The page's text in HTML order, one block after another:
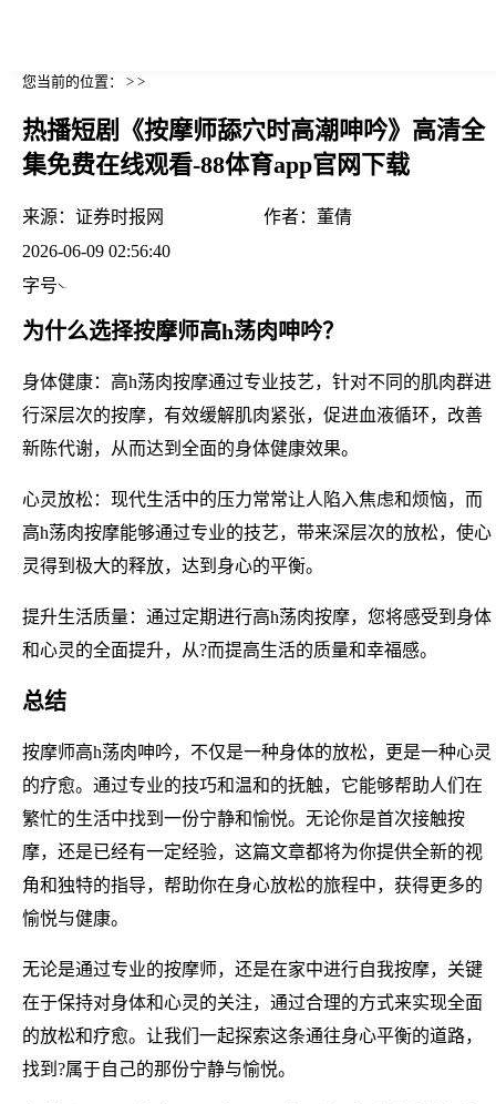
您当前的位置： > >
热播短剧《按摩师舔穴时高潮呻吟》高清全
集免费在线观看-88体育app官网下载
来源： 证券时报网 作者： 董倩
2026-06-09 02:56:40
字号
为什么选择按摩师高h荡肉呻吟？
身体健康：高h荡肉按摩通过专业技艺，针对不同的肌肉群进
行深层次的按摩，有效缓解肌肉紧张，促进血液循环，改善
新陈代谢，从而达到全面的身体健康效果。
心灵放松：现代生活中的压力常常让人陷入焦虑和烦恼，而
高h荡肉按摩能够通过专业的技艺，带来深层次的放松，使心
灵得到极大的释放，达到身心的平衡。
提升生活质量：通过定期进行高h荡肉按摩，您将感受到身体
和心灵的全面提升，从?而提高生活的质量和幸福感。
总结
按摩师高h荡肉呻吟，不仅是一种身体的放松，更是一种心灵
的疗愈。通过专业的技巧和温和的抚触，它能够帮助人们在
繁忙的生活中找到一份宁静和愉悦。无论你是首次接触按
摩，还是已经有一定经验，这篇文章都将为你提供全新的视
角和独特的指导，帮助你在身心放松的旅程中，获得更多的
愉悦与健康。
无论是通过专业的按摩师，还是在家中进行自我按摩，关键
在于保持对身体和心灵的关注，通过合理的方式来实现全面
的放松和疗愈。让我们一起探索这条通往身心平衡的道路，
找到?属于自己的那份宁静与愉悦。